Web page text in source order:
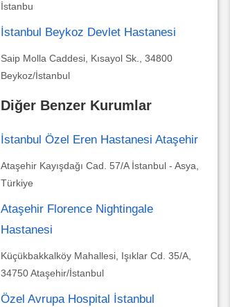
İstanbu
İstanbul Beykoz Devlet Hastanesi
Saip Molla Caddesi, Kısayol Sk., 34800
Beykoz/İstanbul
Diğer Benzer Kurumlar
İstanbul Özel Eren Hastanesi Ataşehir
Ataşehir Kayışdağı Cad. 57/A İstanbul - Asya,
Türkiye
Ataşehir Florence Nightingale
Hastanesi
Küçükbakkalköy Mahallesi, Işıklar Cd. 35/A,
34750 Ataşehir/İstanbul
Özel Avrupa Hospital İstanbul